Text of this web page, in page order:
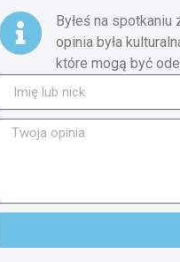
Byłeś na
opinia była
które mogą być